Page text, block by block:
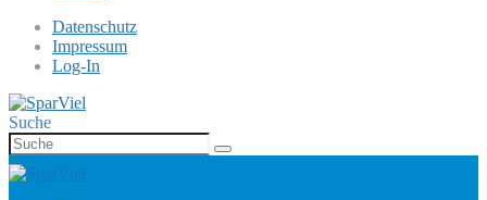
Datenschutz
Impressum
Log-In
Suche